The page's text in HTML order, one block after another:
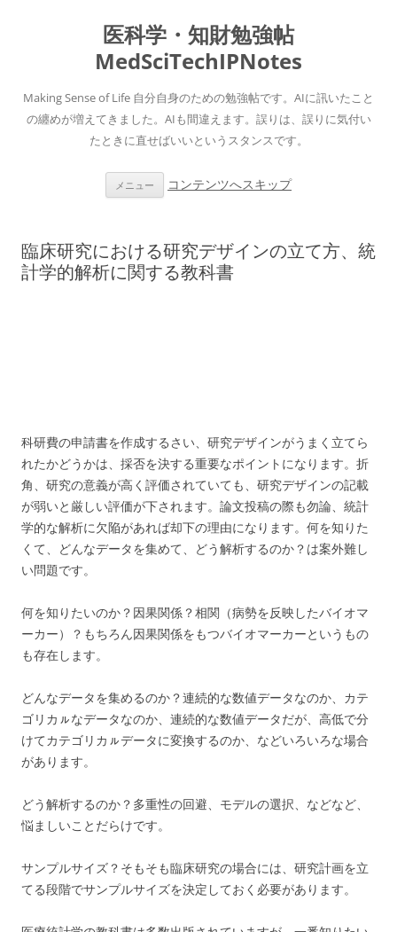
医科学・知財勉強帖
MedSciTechIPNotes
Making Sense of Life 自分自身のための勉強帖です。AIに訊いたこと
の纏めが増えてきました。AIも間違えます。誤りは、誤りに気付い
たときに直せばいいというスタンスです。
メニュー コンテンツへスキップ
臨床研究における研究デザインの立て方、統
計学的解析に関する教科書
科研費の申請書を作成するさい、研究デザインがうまく立てら
れたかどうかは、採否を決する重要なポイントになります。折
角、研究の意義が高く評価されていても、研究デザインの記載
が弱いと厳しい評価が下されます。論文投稿の際も勿論、統計
学的な解析に欠陥があれば却下の理由になります。何を知りた
くて、どんなデータを集めて、どう解析するのか？は案外難し
い問題です。
何を知りたいのか？因果関係？相関（病勢を反映したバイオマ
ーカー）？もちろん因果関係をもつバイオマーカーというもの
も存在します。
どんなデータを集めるのか？連続的な数値データなのか、カテ
ゴリカㇽなデータなのか、連続的な数値データだが、高低で分
けてカテゴリカㇽデータに変換するのか、などいろいろな場合
があります。
どう解析するのか？多重性の回避、モデルの選択、などなど、
悩ましいことだらけです。
サンプルサイズ？そもそも臨床研究の場合には、研究計画を立
てる段階でサンプルサイズを決定しておく必要があります。